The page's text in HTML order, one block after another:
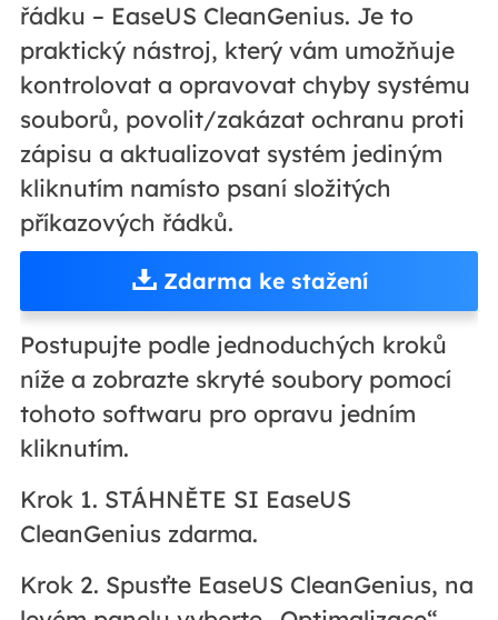
řádku – EaseUS CleanGenius. Je to
praktický nástroj, který vám umožňuje
kontrolovat a opravovat chyby systému
souborů, povolit/zakázat ochranu proti
zápisu a aktualizovat systém jediným
kliknutím namísto psaní složitých
příkazových řádků.
Zdarma ke stažení
Postupujte podle jednoduchých kroků
níže a zobrazte skryté soubory pomocí
tohoto softwaru pro opravu jedním
kliknutím.
Krok 1. STÁHNĚTE SI EaseUS
CleanGenius zdarma.
Krok 2. Spusťte EaseUS CleanGenius, na